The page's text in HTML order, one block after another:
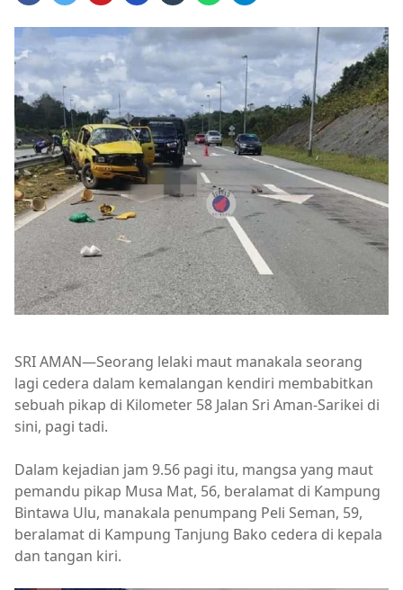
SRI AMAN—Seorang lelaki maut manakala seorang
lagi cedera dalam kemalangan kendiri membabitkan
sebuah pikap di Kilometer 58 Jalan Sri Aman-Sarikei di
sini, pagi tadi.
Dalam kejadian jam 9.56 pagi itu, mangsa yang maut
pemandu pikap Musa Mat, 56, beralamat di Kampung
Bintawa Ulu, manakala penumpang Peli Seman, 59,
beralamat di Kampung Tanjung Bako cedera di kepala
dan tangan kiri.